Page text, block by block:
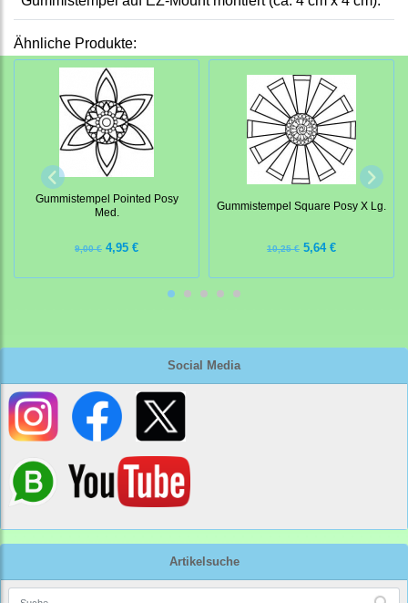
Social Media
Artikelsuche
Ähnliche Produkte:
Gummistempel Pointed Posy
Med.
9,00 € 4,95 €
Gummistempel Square Posy X Lg.
10,25 € 5,64 €